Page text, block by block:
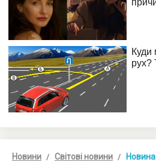
Новини Світові новини Новина